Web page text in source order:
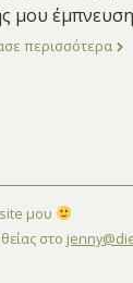
μου
περισσότερα
site μου
στο